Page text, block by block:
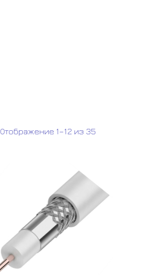
Отображение 1–12 из 35